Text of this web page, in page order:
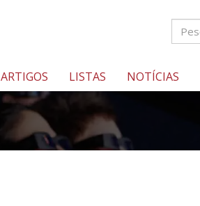
ARTIGOS LISTAS NOTÍCIAS